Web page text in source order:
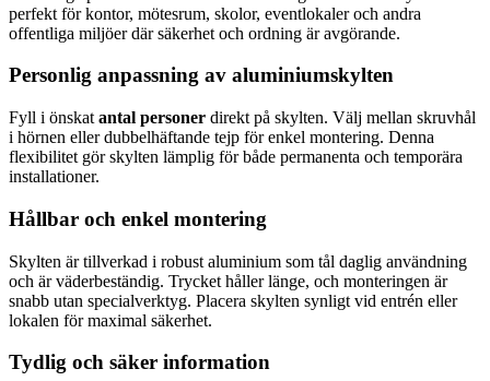
perfekt för kontor, mötesrum, skolor, eventlokaler och andra
offentliga miljöer där säkerhet och ordning är avgörande.
Personlig anpassning av aluminiumskylten
Fyll i önskat antal personer direkt på skylten. Välj mellan skruvhål
i hörnen eller dubbelhäftande tejp för enkel montering. Denna
flexibilitet gör skylten lämplig för både permanenta och temporära
installationer.
Hållbar och enkel montering
Skylten är tillverkad i robust aluminium som tål daglig användning
och är väderbeständig. Trycket håller länge, och monteringen är
snabb utan specialverktyg. Placera skylten synligt vid entrén eller
lokalen för maximal säkerhet.
Tydlig och säker information